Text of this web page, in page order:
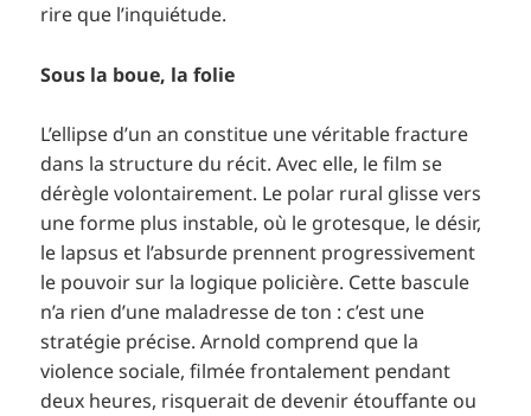
rire que l’inquiétude.
Sous la boue, la folie
L’ellipse d’un an constitue une véritable fracture
dans la structure du récit. Avec elle, le film se
dérègle volontairement. Le polar rural glisse vers
une forme plus instable, où le grotesque, le désir,
le lapsus et l’absurde prennent progressivement
le pouvoir sur la logique policière. Cette bascule
n’a rien d’une maladresse de ton : c’est une
stratégie précise. Arnold comprend que la
violence sociale, filmée frontalement pendant
deux heures, risquerait de devenir étouffante ou